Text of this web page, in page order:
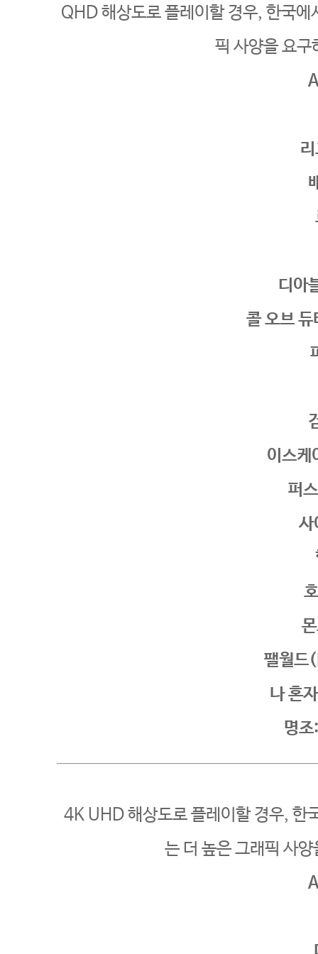
QHD 해상도로 플레이할 경우, 한국
픽 사양을 요구
디아
콜 오브
이스케
퍼
팰월드
나 혼
명
4K UHD 해상도로 플레이할 경우, 한
는 더 높은 그래픽 사